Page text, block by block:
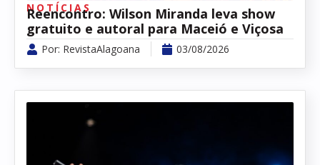
NOTÍCIAS
Reencontro: Wilson Miranda leva show
gratuito e autoral para Maceió e Viçosa
Por: RevistaAlagoana 03/08/2026